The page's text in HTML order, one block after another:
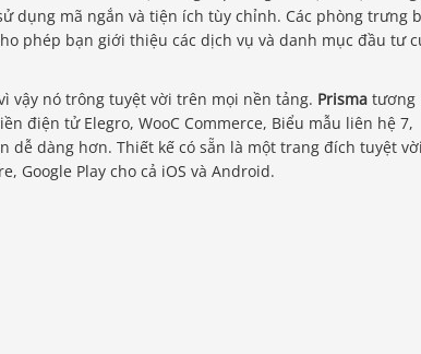
dụng mã ngắn và tiện ích tùy chỉnh. Các phòng trưng
phép bạn giới thiệu các dịch vụ và danh mục đầu tư
vậy nó trông tuyệt vời trên mọi nền tảng. Prisma tương
điện tử Elegro, WooC Commerce, Biểu mẫu liên hệ 7,
dễ dàng hơn. Thiết kế có sẵn là một trang đích tuyệt
Google Play cho cả iOS và Android.